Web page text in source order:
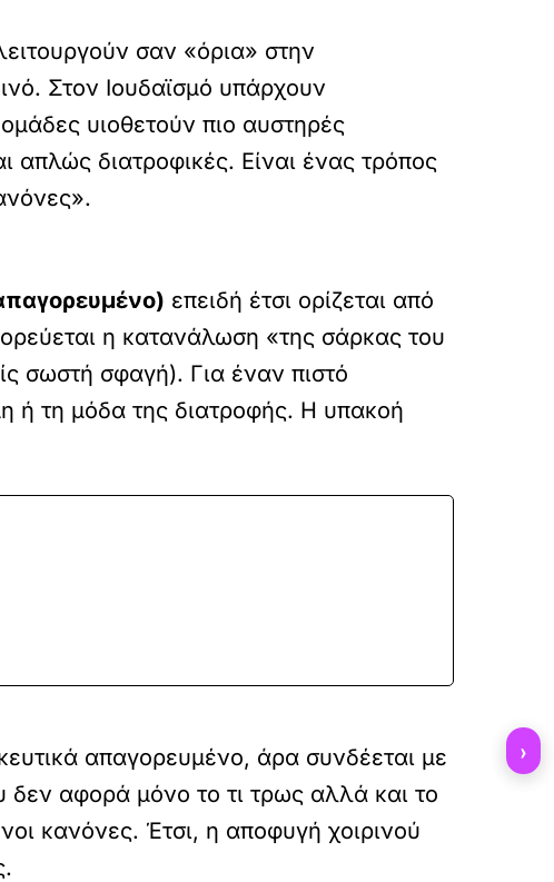
σαν «όρια» στην
Στον Ιουδαϊσμό υπάρχουν
υιοθετούν πιο αυστηρές
απλώς διατροφικές. Είναι ένας τρόπος
επειδή έτσι ορίζεται από
η κατανάλωση «της σάρκας του
σωστή σφαγή). Για έναν πιστό
ή τη μόδα της διατροφής. Η υπακοή
απαγορευμένο, άρα συνδέεται με
δεν αφορά μόνο το τι τρως αλλά και το
κανόνες. Έτσι, η αποφυγή χοιρινού
›